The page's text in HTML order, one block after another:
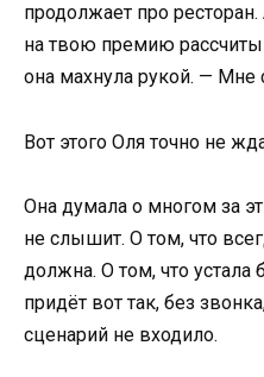
продолжает про
на твою премию
она махнула рукой. — Мне
Вот этого Оля точно не
Она думала о многом за
не слышит. О том, что
должна. О том, что
придёт вот так, без
сценарий не входило.